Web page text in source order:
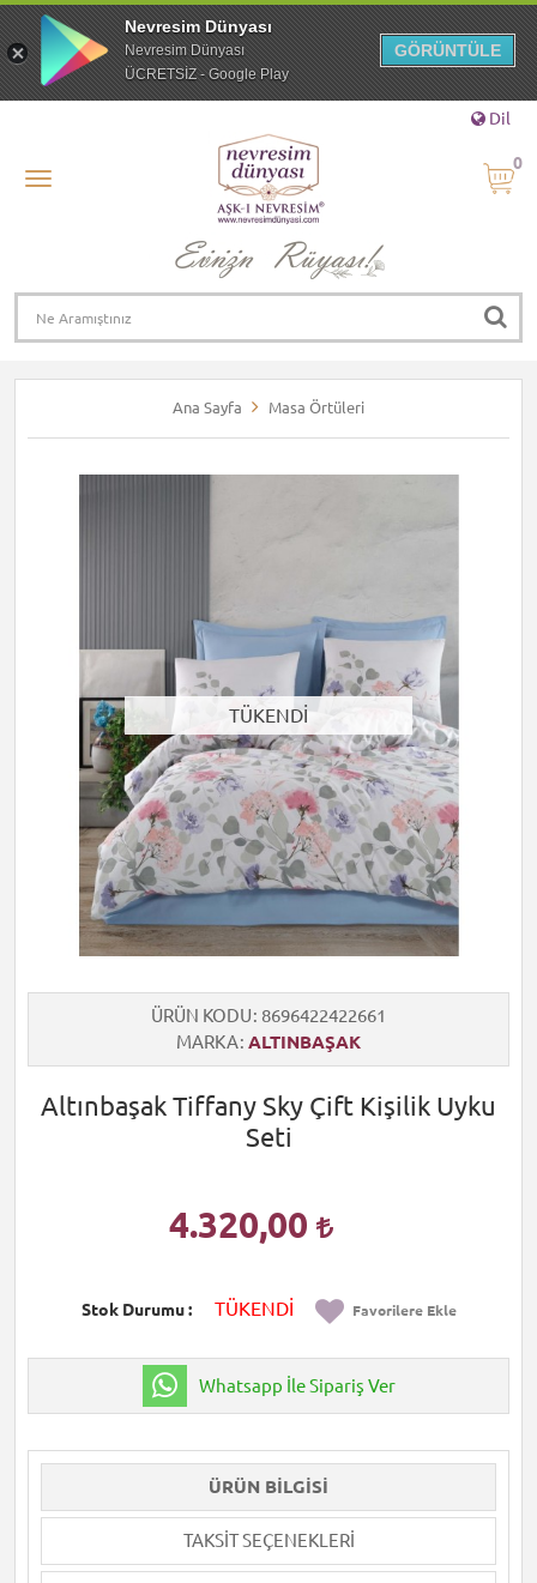
Dil
0
Ana Sayfa Masa Örtüleri
TÜKENDİ
ÜRÜN KODU 8696422422661
MARKA ALTINBAŞAK
Altınbaşak Tiffany Sky Çift Kişilik Uyku
Seti
4.320,00
Stok Durumu TÜKENDİ Favorilere Ekle
Whatsapp İle Sipariş Ver
ÜRÜN BILGISI
TAKSIT SEÇENEKLERI
Nevresim Dünyası
Nevresim Dünyası
ÜCRETSİZ - Google Play
GÖRÜNTÜLE